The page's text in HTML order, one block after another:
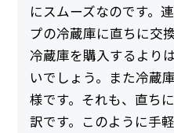
にスムーズなのです。
プの冷蔵庫に直ちに交
冷蔵庫を購入するより
いでしょう。また冷蔵
様です。それも、直ち
訳です。このように手